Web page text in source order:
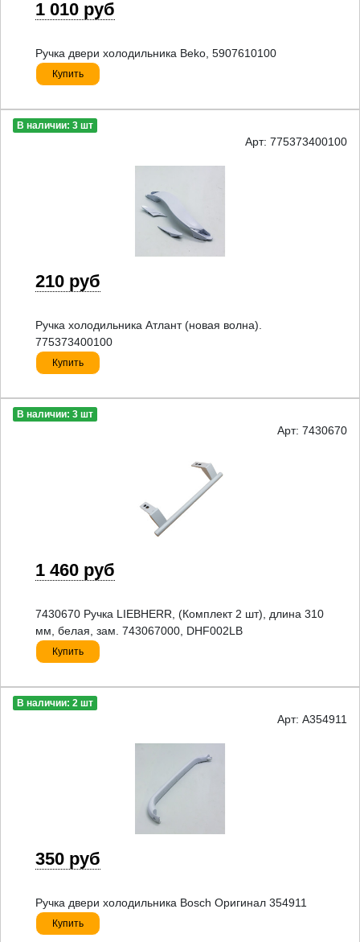
1 010 руб
Ручка двери холодильника Beko, 5907610100
Купить
В наличии: 3 шт
Арт: 775373400100
210 руб
Ручка холодильника Атлант (новая волна).
775373400100
Купить
В наличии: 3 шт
Арт: 7430670
1 460 руб
7430670 Ручка LIEBHERR, (Комплект 2 шт), длина 310
мм, белая, зам. 743067000, DHF002LB
Купить
В наличии: 2 шт
Арт: A354911
350 руб
Ручка двери холодильника Bosch Оригинал 354911
Купить